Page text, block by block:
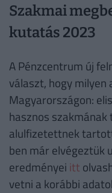
Szakmai
kutatás 2023
A Pénzcentrum új
választ, hogy
Magyarországon:
hasznos
alulfizetettnek
ben már elvégeztük
eredményei itt
vetni a korábbi